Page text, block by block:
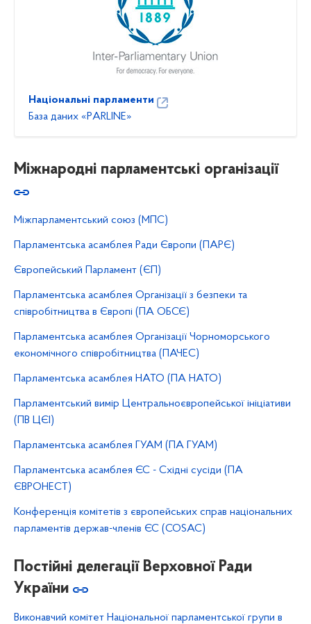
Національні парламенти
База даних «РARLINE»
Міжнародні парламентські організації
Міжпарламентський союз (МПС)
Парламентська асамблея Ради Європи (ПАРЄ)
Європейський Парламент (ЄП)
Парламентська асамблея Організації з безпеки та
співробітництва в Європі (ПА ОБСЄ)
Парламентська асамблея Організації Чорноморського
економічного співробітництва (ПАЧЕС)
Парламентська асамблея НАТО (ПА НАТО)
Парламентський вимір Центральноєвропейської ініціативи
(ПВ ЦЄІ)
Парламентська асамблея ГУАМ (ПА ГУАМ)
Парламентська асамблея ЄС - Східні сусіди (ПА
ЄВРОНЕСТ)
Конференція комітетів з європейських справ національних
парламентів держав-членів ЄС (COSAC)
Постійні делегації Верховної Ради
України
Виконавчий комітет Національної парламентської групи в